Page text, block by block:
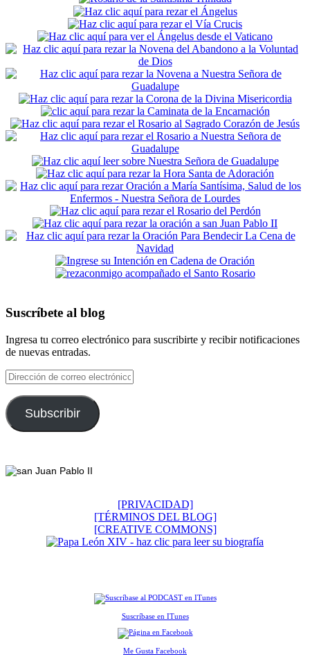
Suscríbete al blog
Ingresa tu correo electrónico para suscribirte y recibir notificaciones
de nuevas entradas.
Dirección
de
correo
electrónico
Subscribir
[PRIVACIDAD]
[TÉRMINOS DEL BLOG]
[CREATIVE COMMONS]
Suscríbase en ITunes
Me Gusta Facebook